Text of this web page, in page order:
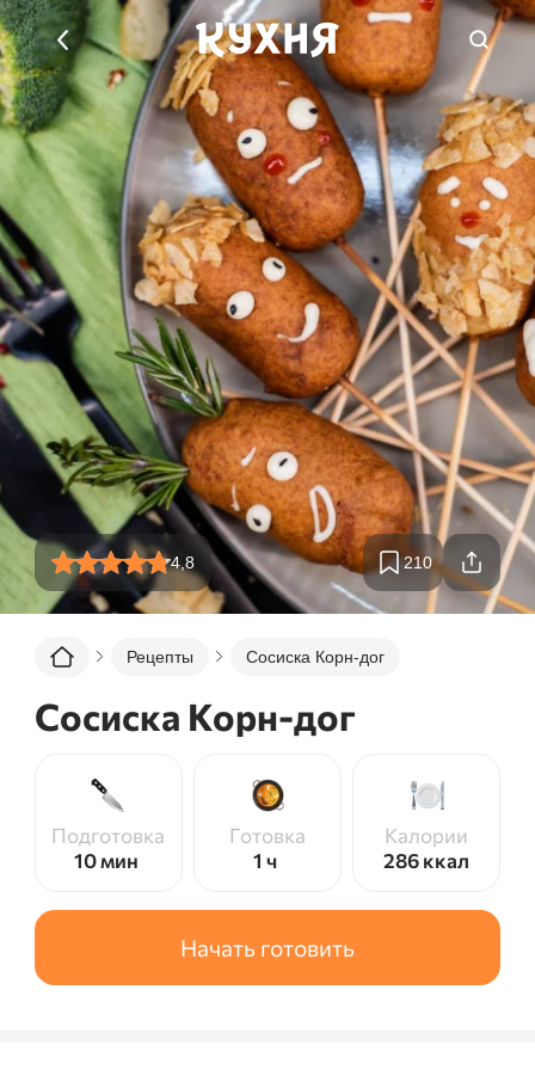
4,8 210
Рецепты Сосиска Корн-дог
Сосиска Корн-дог
Подготовка
10 мин
Готовка
1 ч
Калории
286 ккал
Начать готовить